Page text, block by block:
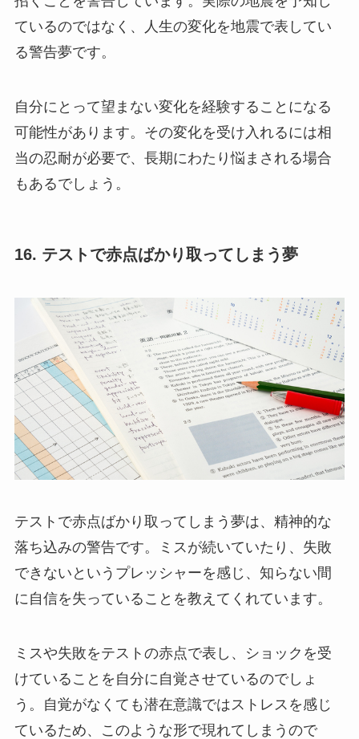
ているのではなく、人生の変化を地震で表してい
る警告夢です。
自分にとって望まない変化を経験することになる
可能性があります。その変化を受け入れるには相
当の忍耐が必要で、長期にわたり悩まされる場合
もあるでしょう。
16. テストで赤点ばかり取ってしまう夢
テストで赤点ばかり取ってしまう夢は、精神的な
落ち込みの警告です。ミスが続いていたり、失敗
できないというプレッシャーを感じ、知らない間
に自信を失っていることを教えてくれています。
ミスや失敗をテストの赤点で表し、ショックを受
けていることを自分に自覚させているのでしょ
う。自覚がなくても潜在意識ではストレスを感じ
ているため、このような形で現れてしまうので